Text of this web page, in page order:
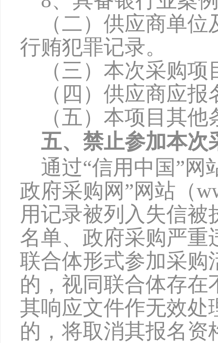
（二）供应商单
行贿犯罪记录。
（三）本次采购
（四）供应商应
（五）本项目其他
五、禁止参加本次
通过“信用中国”网
政府采购网”网站（
用记录被列入失信
名单、政府采购严重
联合体形式参加采购
的，视同联合体存
其响应文件作无效处
的，将取消其报名资